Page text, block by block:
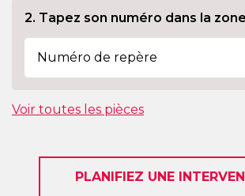
2. Tapez son numéro dans la
Voir toutes les pièces
PLANIFIEZ UNE